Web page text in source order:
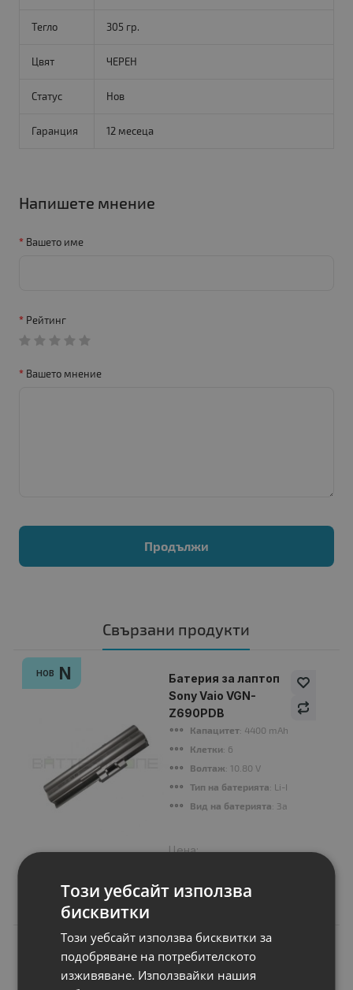
Тегло 305 гр.
Цвят ЧЕРЕН
Статус Нов
Гаранция 12 месеца
Напишете мнение
Вашето име
Рейтинг
Вашето мнение
Продължи
Свързани продукти
НОВ N
Батерия за лаптоп
Sony Vaio VGN-
Z690PDB
Капацитет: 4400 mAh
Клетки: 6
Волтаж: 10.80 V
Тип на батерията: Li-Ion
Вид на батерията: Заместител
Цена:
87.99 лв.
Подобни продукти
Този уебсайт използва
бисквитки
Този уебсайт използва бисквитки за
подобряване на потребителското
изживяване. Използвайки нашия